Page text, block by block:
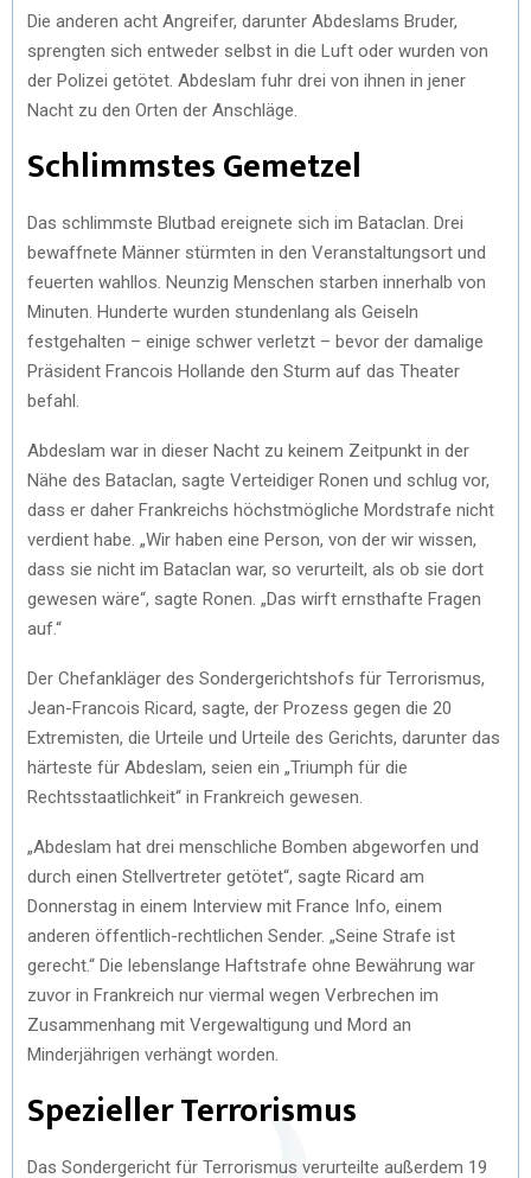
Die anderen acht Angreifer, darunter Abdeslams Bruder,
sprengten sich entweder selbst in die Luft oder wurden von
der Polizei getötet. Abdeslam fuhr drei von ihnen in jener
Nacht zu den Orten der Anschläge.
Schlimmstes Gemetzel
Das schlimmste Blutbad ereignete sich im Bataclan. Drei
bewaffnete Männer stürmten in den Veranstaltungsort und
feuerten wahllos. Neunzig Menschen starben innerhalb von
Minuten. Hunderte wurden stundenlang als Geiseln
festgehalten – einige schwer verletzt – bevor der damalige
Präsident Francois Hollande den Sturm auf das Theater
befahl.
Abdeslam war in dieser Nacht zu keinem Zeitpunkt in der
Nähe des Bataclan, sagte Verteidiger Ronen und schlug vor,
dass er daher Frankreichs höchstmögliche Mordstrafe nicht
verdient habe. „Wir haben eine Person, von der wir wissen,
dass sie nicht im Bataclan war, so verurteilt, als ob sie dort
gewesen wäre“, sagte Ronen. „Das wirft ernsthafte Fragen
auf.“
Der Chefankläger des Sondergerichtshofs für Terrorismus,
Jean-Francois Ricard, sagte, der Prozess gegen die 20
Extremisten, die Urteile und Urteile des Gerichts, darunter das
härteste für Abdeslam, seien ein „Triumph für die
Rechtsstaatlichkeit“ in Frankreich gewesen.
„Abdeslam hat drei menschliche Bomben abgeworfen und
durch einen Stellvertreter getötet“, sagte Ricard am
Donnerstag in einem Interview mit France Info, einem
anderen öffentlich-rechtlichen Sender. „Seine Strafe ist
gerecht.“ Die lebenslange Haftstrafe ohne Bewährung war
zuvor in Frankreich nur viermal wegen Verbrechen im
Zusammenhang mit Vergewaltigung und Mord an
Minderjährigen verhängt worden.
Spezieller Terrorismus
Das Sondergericht für Terrorismus verurteilte außerdem 19